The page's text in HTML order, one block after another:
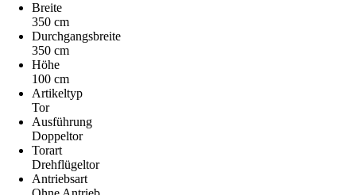
Breite
350 cm
Durchgangsbreite
350 cm
Höhe
100 cm
Artikeltyp
Tor
Ausführung
Doppeltor
Torart
Drehflügeltor
Antriebsart